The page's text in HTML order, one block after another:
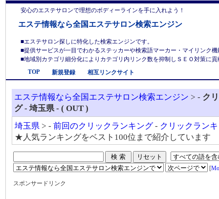
安心のエステサロンで理想のボディーラインを手に入れよう！
エステ情報なら全国エステサロン検索エンジン
■エステサロン探しに特化した検索エンジンです。
■提供サービスが一目でわかるステッカーや検索語マーカー・マイリンク
■地域別カテゴリ細分化によりカテゴリ内リンク数を抑制しＳＥＯ対策に
TOP
新規登録 相互リンクサイト
エステ情報なら全国エステサロン検索エンジン > - ク
グ - 埼玉県 - ( OUT )
埼玉県 > - 前回のクリックランキング- クリックラン
★人気ランキングをベスト100位まで紹介しています
[
スポンサードリンク